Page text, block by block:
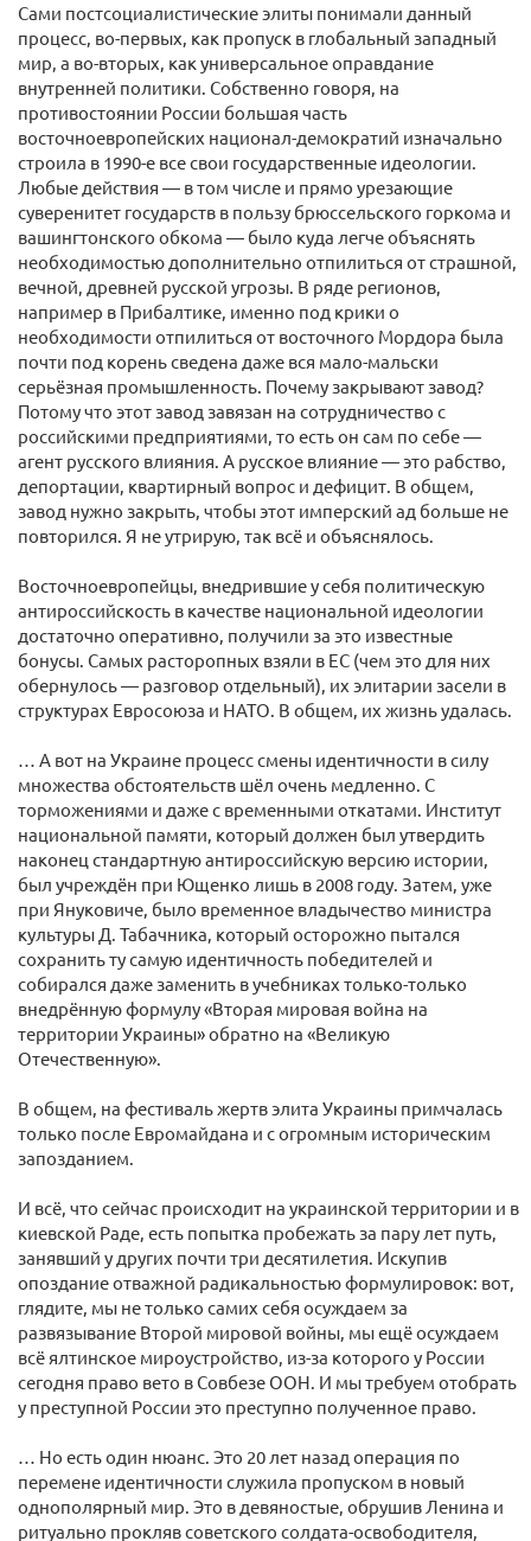
Сами постсоциалистические элиты понимали данный
процесс, во-первых, как пропуск в глобальный западный
мир, а во-вторых, как универсальное оправдание
внутренней политики. Собственно говоря, на
противостоянии России большая часть
восточноевропейских национал-демократий изначально
строила в 1990-е все свои государственные идеологии.
Любые действия — в том числе и прямо урезающие
суверенитет государств в пользу брюссельского горкома и
вашингтонского обкома — было куда легче объяснять
необходимостью дополнительно отпилиться от страшной,
вечной, древней русской угрозы. В ряде регионов,
например в Прибалтике, именно под крики о
необходимости отпилиться от восточного Мордора была
почти под корень сведена даже вся мало-мальски
серьёзная промышленность. Почему закрывают завод?
Потому что этот завод завязан на сотрудничество с
российскими предприятиями, то есть он сам по себе —
агент русского влияния. А русское влияние — это рабство,
депортации, квартирный вопрос и дефицит. В общем,
завод нужно закрыть, чтобы этот имперский ад больше не
повторился. Я не утрирую, так всё и объяснялось.
Восточноевропейцы, внедрившие у себя политическую
антироссийскость в качестве национальной идеологии
достаточно оперативно, получили за это известные
бонусы. Самых расторопных взяли в ЕС (чем это для них
обернулось — разговор отдельный), их элитарии засели в
структурах Евросоюза и НАТО. В общем, их жизнь удалась.
… А вот на Украине процесс смены идентичности в силу
множества обстоятельств шёл очень медленно. С
торможениями и даже с временными откатами. Институт
национальной памяти, который должен был утвердить
наконец стандартную антироссийскую версию истории,
был учреждён при Ющенко лишь в 2008 году. Затем, уже
при Януковиче, было временное владычество министра
культуры Д. Табачника, который осторожно пытался
сохранить ту самую идентичность победителей и
собирался даже заменить в учебниках только-только
внедрённую формулу «Вторая мировая война на
территории Украины» обратно на «Великую
Отечественную».
В общем, на фестиваль жертв элита Украины примчалась
только после Евромайдана и с огромным историческим
запозданием.
И всё, что сейчас происходит на украинской территории и в
киевской Раде, есть попытка пробежать за пару лет путь,
занявший у других почти три десятилетия. Искупив
опоздание отважной радикальностью формулировок: вот,
глядите, мы не только самих себя осуждаем за
развязывание Второй мировой войны, мы ещё осуждаем
всё ялтинское мироустройство, из-за которого у России
сегодня право вето в Совбезе ООН. И мы требуем отобрать
у преступной России это преступно полученное право.
… Но есть один нюанс. Это 20 лет назад операция по
перемене идентичности служила пропуском в новый
однополярный мир. Это в девяностые, обрушив Ленина и
ритуально прокляв советского солдата-освободителя,